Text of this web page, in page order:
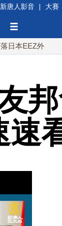
新唐人影音 | 大賽
外 紅海戰
速